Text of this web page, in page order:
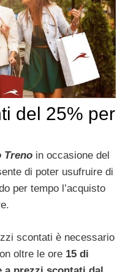
del 25% per
Treno in occasione del
di poter usufruire di
per tempo l’acquisto
scontati è necessario
oltre le ore 15 di